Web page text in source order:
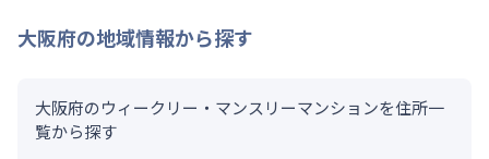
大阪府の地域情報から探す
大阪府のウィークリー・マンスリーマンションを住所一
覧から探す